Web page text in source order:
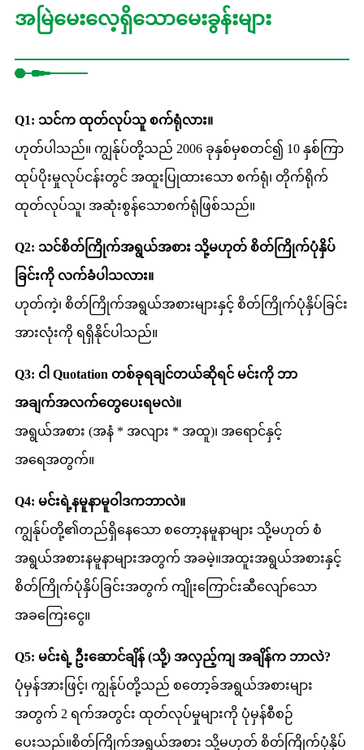
အမြဲမေးလေ့ရှိသောမေးခွန်းများ
Q1: သင်က ထုတ်လုပ်သူ စက်ရုံလား။
ဟုတ်ပါသည်။ ကျွန်ုပ်တို့သည် 2006 ခုနှစ်မှစတင်၍ 10 နှစ်ကြာ
ထုပ်ပိုးမှုလုပ်ငန်းတွင် အထူးပြုထားသော စက်ရုံ၊ တိုက်ရိုက်
ထုတ်လုပ်သူ၊ အဆုံးစွန်သောစက်ရုံဖြစ်သည်။
Q2: သင်စိတ်ကြိုက်အရွယ်အစား သို့မဟုတ် စိတ်ကြိုက်ပုံနှိပ်
ခြင်းကို လက်ခံပါသလား။
ဟုတ်ကဲ့၊ စိတ်ကြိုက်အရွယ်အစားများနှင့် စိတ်ကြိုက်ပုံနှိပ်ခြင်း
အားလုံးကို ရရှိနိုင်ပါသည်။
Q3: ငါ Quotation တစ်ခုရချင်တယ်ဆိုရင် မင်းကို ဘာ
အချက်အလက်တွေပေးရမလဲ။
အရွယ်အစား (အနံ * အလျား * အထူ)၊ အရောင်နှင့်
အရေအတွက်။
Q4: မင်းရဲ့နမူနာမူဝါဒကဘာလဲ။
ကျွန်ုပ်တို့၏တည်ရှိနေသော စတော့နမူနာများ သို့မဟုတ် စံ
အရွယ်အစားနမူနာများအတွက် အခမဲ့။အထူးအရွယ်အစားနှင့်
စိတ်ကြိုက်ပုံနှိပ်ခြင်းအတွက် ကျိုးကြောင်းဆီလျော်သော
အခကြေးငွေ။
Q5: မင်းရဲ့ ဦးဆောင်ချိန် (သို့) အလှည့်ကျ အချိန်က ဘာလဲ?
ပုံမှန်အားဖြင့်၊ ကျွန်ုပ်တို့သည် စတော့ခ်အရွယ်အစားများ
အတွက် 2 ရက်အတွင်း ထုတ်လုပ်မှုများကို ပုံမှန်စီစဉ်
ပေးသည်။စိတ်ကြိုက်အရွယ်အစား သို့မဟုတ် စိတ်ကြိုက်ပုံနှိပ်